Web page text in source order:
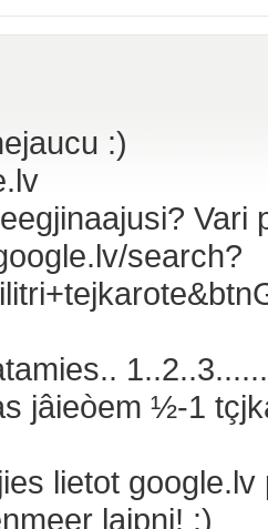
:)
Vari
search?
jâieòem ½-1
lietot
laipni! :)